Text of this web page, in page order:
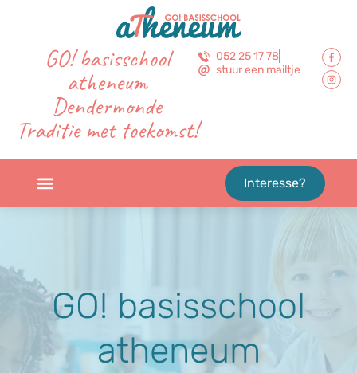
GO! basisschool
atheneum
Dendermonde
Traditie met toekomst!
052 25 17 78
stuur een mailtje
Interesse?
GO! basisschool
atheneum